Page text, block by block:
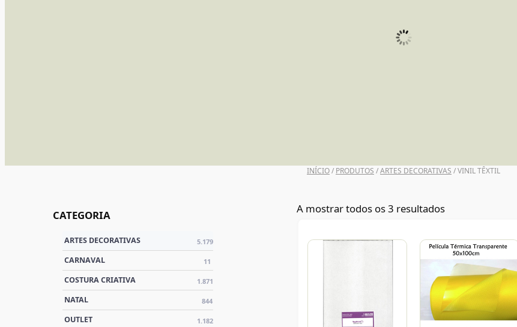
INÍCIO/ PRODUTOS /ARTES DECORATIVAS / VINIL TÊXTIL
CATEGORIA
ARTES DECORATIVAS 5.179
CARNAVAL 11
COSTURA CRIATIVA 1.871
NATAL 844
OUTLET 1.182
A mostrar todos os 3 resultados